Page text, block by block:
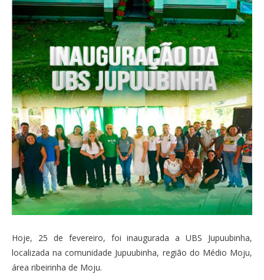
Hoje, 25 de fevereiro, foi inaugurada a UBS Jupuubinha,
localizada na comunidade Jupuubinha, região do Médio Moju,
área ribeirinha de Moju.